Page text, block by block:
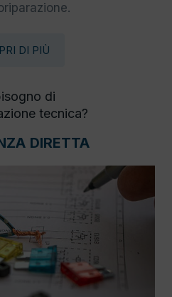
DI PIÙ
di
tecnica?
DIRETTA